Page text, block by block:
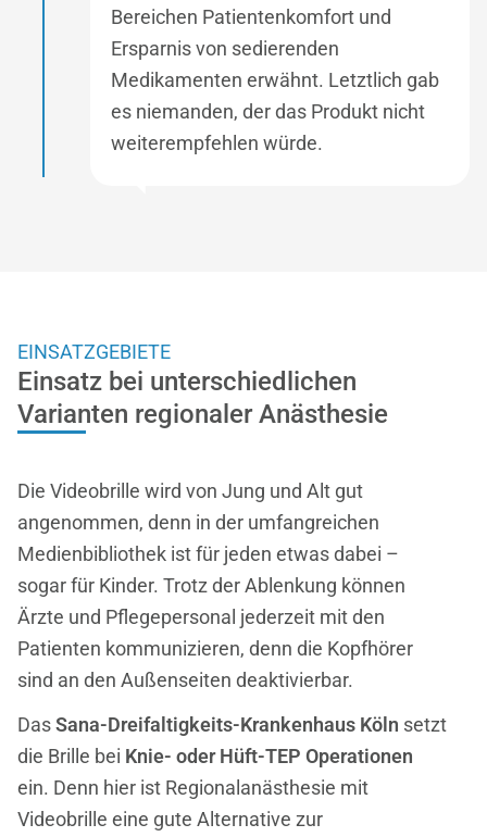
Bereichen Patientenkomfort und
Ersparnis von sedierenden
Medikamenten erwähnt. Letztlich gab
es niemanden, der das Produkt nicht
weiterempfehlen würde.
EINSATZGEBIETE
Einsatz bei unterschiedlichen
Varianten regionaler Anästhesie
Die Videobrille wird von Jung und Alt gut
angenommen, denn in der umfangreichen
Medienbibliothek ist für jeden etwas dabei –
sogar für Kinder. Trotz der Ablenkung können
Ärzte und Pflegepersonal jederzeit mit den
Patienten kommunizieren, denn die Kopfhörer
sind an den Außenseiten deaktivierbar.
DasSana-Dreifaltigkeits-Krankenhaus Köln setzt
die Brille bei Knie- oder Hüft-TEP Operationen
ein. Denn hier ist Regionalanästhesie mit
Videobrille eine gute Alternative zur